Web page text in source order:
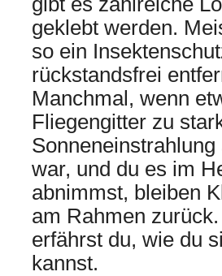
geklebt werden.
so ein
rückstandsfrei
Manchmal, wenn
Fliegengitter zu
war, und du es im
abnimmst, bleiben
am Rahmen
erfährst du, wie du
kannst.